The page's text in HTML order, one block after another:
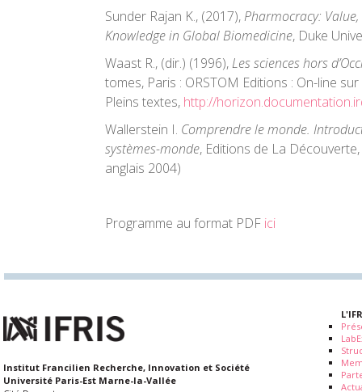
Sunder Rajan K., (2017),Pharmocracy:
Knowledge in Global Biomedicine, Duke
Waast R., (dir.) (1996),Les sciences hors
tomes, Paris : ORSTOM Editions : On-line
Pleins textes, http://
Wallerstein I. Comprendre le monde.
systèmes-monde, Editions de La
anglais 2004)
Programme au format PDF ici
Institut Francilien Recherche, Innovation et Société
Université Paris-Est Marne-la-Vallée